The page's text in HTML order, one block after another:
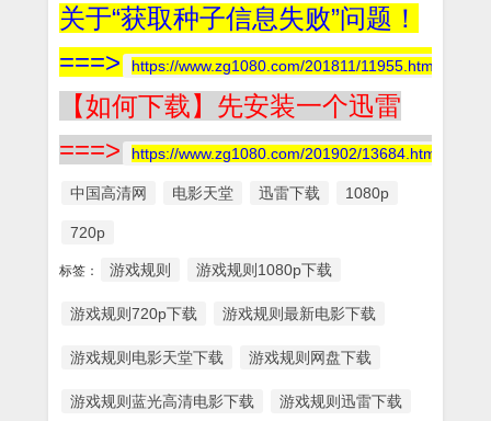
关于“获取种子信息失败”问题！
===>
https://www.zg1080.com/201811/11955.html
【如何下载】先安装一个迅雷
===>
https://www.zg1080.com/201902/13684.html
中国高清网 电影天堂 迅雷下载 1080p
720p
标签： 游戏规则 游戏规则1080p下载
游戏规则720p下载 游戏规则最新电影下载
游戏规则电影天堂下载 游戏规则网盘下载
游戏规则蓝光高清电影下载 游戏规则迅雷下载